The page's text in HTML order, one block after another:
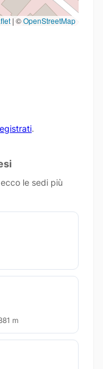
| ©OpenStreetMap
.
le sedi più
m